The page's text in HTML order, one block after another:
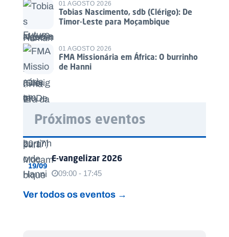
01 AGOSTO 2026
Tobias Nascimento, sdb (Clérigo): De
Timor-Leste para Moçambique
01 AGOSTO 2026
FMA Missionária em África: O burrinho
de Hanni
Próximos eventos
19/09
E-vangelizar 2026
09:00 - 17:45
Ver todos os eventos →